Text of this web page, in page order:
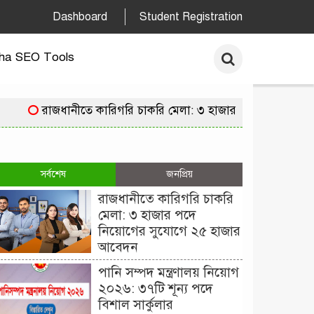
Dashboard Student Registration
SEO Tools
রাজধানীতে কারিগরি চাকরি মেলা: ৩ হাজার পদে নিয়োগের
সর্বশেষ জনপ্রিয়
রাজধানীতে কারিগরি চাকরি
মেলা: ৩ হাজার পদে
নিয়োগের সুযোগে ২৫ হাজার
আবেদন
পানি সম্পদ মন্ত্রণালয় নিয়োগ
২০২৬: ৩৭টি শূন্য পদে
বিশাল সার্কুলার